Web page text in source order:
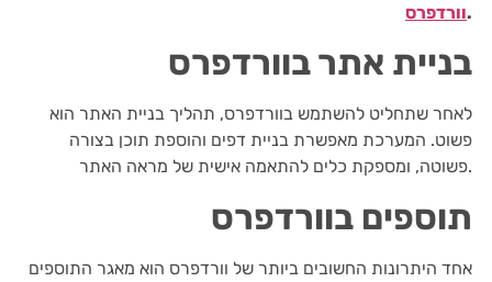
וורדפרס.
בניית אתר בוורדפרס
לאחר שתחליט להשתמש בוורדפרס, תהליך בניית האתר הוא
פשוט. המערכת מאפשרת בניית דפים והוספת תוכן בצורה
פשוטה, ומספקת כלים להתאמה אישית של מראה האתר.
תוספים בוורדפרס
אחד היתרונות החשובים ביותר של וורדפרס הוא מאגר התוספים